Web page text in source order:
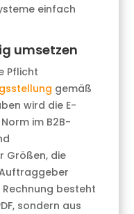
einfach
umsetzen
Pflicht
gemäß
wird die E-
im B2B-
Größen, die
besteht
sondern aus